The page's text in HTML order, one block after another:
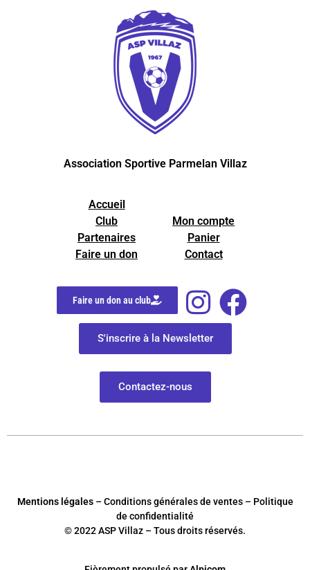
Association Sportive Parmelan Villaz
Accueil
Club
Partenaires
Faire un don
Mon compte
Panier
Contact
Faire un don au club
S'inscrire à la Newsletter
Contactez-nous
Mentions légales– Conditions générales de ventes – Politique
de confidentialité
© 2022 ASP Villaz – Tous droits réservés.